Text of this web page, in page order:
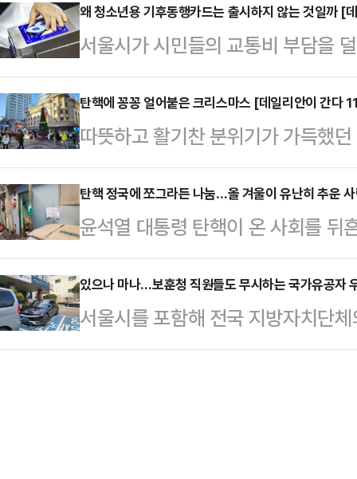
간이 지날 때까지 승강기 문이 닫히
사는 장애인 등을 위한 교통약자이
승강기는 10초 이상 문이 열린 채
은 "장애인용과 일반인용 승강기를
다는 우선 약자를 배려하는 사회적
다.27일 서울시민 제안 플…
왜 청소년용 기후동행카드는 출시하지 않는 것일까 [
서울시가 시민들의 교통비 부담을
호응을 얻고 있지만 정작 매일 대중
위한 지원책은 담겨 있지 않다. 현
고 있고 할인 혜택 대상은 만 19세
청소년용 기후동행카드 출시 계획
금 부담도 만만치 않을 것이라며 성
돼있는 수준에서 '청소년용 기후동
다.26일 데일리안 취재…
탄핵에 꽁꽁 얼어붙은 크리스마스 [데일리안이 간다
따뜻하고 활기찬 분위기가 가득했
계엄 사태, 대통령 탄핵소추안 가결
서 다소 무거운 분위기가 형성됐다.
화를 위해 행사나 축제 등을 정상
도 이전보다 덜한 듯한 분위기다.
음"이라며 안타까운 심정을 드러냈
지난 15일 행정안전부와 전국 지자
말까지 재정을 적극적으로…
탄핵 정국에 쪼그라든 나눔…올 겨울이 유난히 추운
윤석열 대통령 탄핵이 온 사회를 뒤
한 취약계층에 대한 관심이 상대적
각 지자체에서는 노숙인, 쪽방촌 주
있지만, 사회적 관심이 탄핵 정국에
노력만으로는 역부족인 상황이다
있으나 마나…보훈청 직원들도 무시하는 국가유공자
서울시를 포함해 전국 지방자치단
를 높이고 일상 속 예우를 강화하기